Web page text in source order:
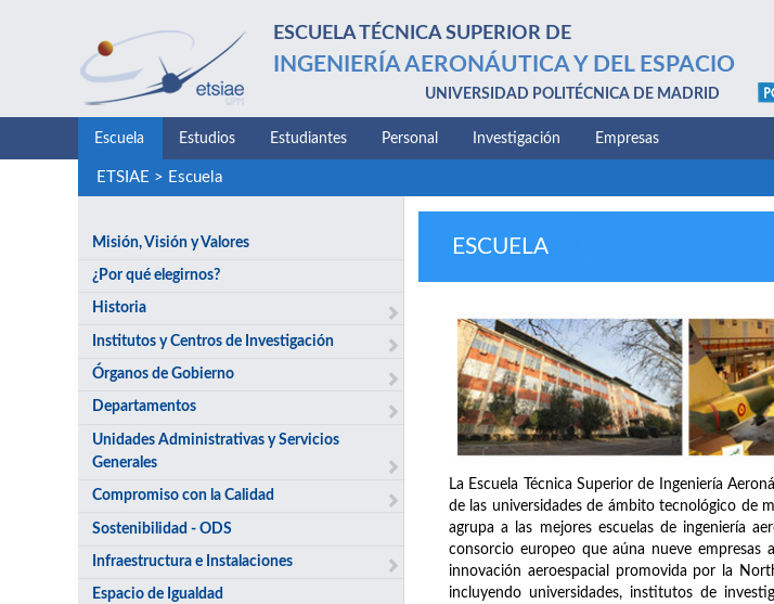
ESCUELA TÉCNICA SUPERIOR DE
INGENIERÍA AERONÁUTICA Y DEL ESPACIO
UNIVERSIDAD POLITÉCNICA DE MADRID
Escuela Estudios Estudiantes Personal Investigación Empresas
ETSIAE > Escuela
Misión, Visión y Valores
¿Por qué elegirnos?
Historia
Institutos y Centros de Investigación
Órganos de Gobierno
Departamentos
Unidades Administrativas y Servicios
Generales
Compromiso con la Calidad
Sostenibilidad - ODS
Infraestructura e Instalaciones
Espacio de Igualdad
ESCUELA
La Escuela Técnica Superior de Ingeniería
de las universidades de ámbito tecnológico de
agrupa a las mejores escuelas de ingeniería
consorcio europeo que aúna nueve empresas
innovación aeroespacial promovida por la
incluyendo universidades, institutos de